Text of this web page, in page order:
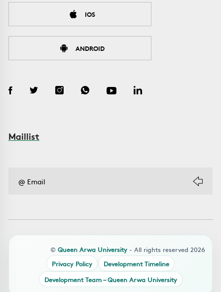
IOS
ANDROID
Maillist
© Queen Arwa University - All rights reserved 2026
Privacy Policy
Development Timeline
Development Team – Queen Arwa University